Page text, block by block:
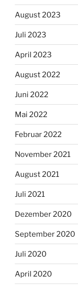
August 2023
Juli 2023
April 2023
August 2022
Juni 2022
Mai 2022
Februar 2022
November 2021
August 2021
Juli 2021
Dezember 2020
September 2020
Juli 2020
April 2020